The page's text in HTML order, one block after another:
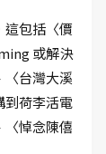
這包括〈價
或解決
〈台灣大溪
到荷李活電
〈悼念陳僖